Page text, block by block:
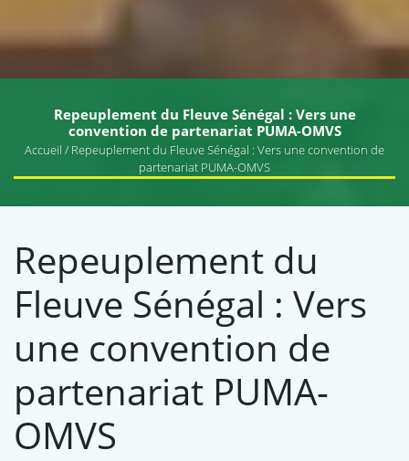
Repeuplement du Fleuve Sénégal : Vers une
convention de partenariat PUMA-OMVS
Accueil / Repeuplement du Fleuve Sénégal : Vers une convention de
partenariat PUMA-OMVS
Repeuplement du
Fleuve Sénégal : Vers
une convention de
partenariat PUMA-
OMVS